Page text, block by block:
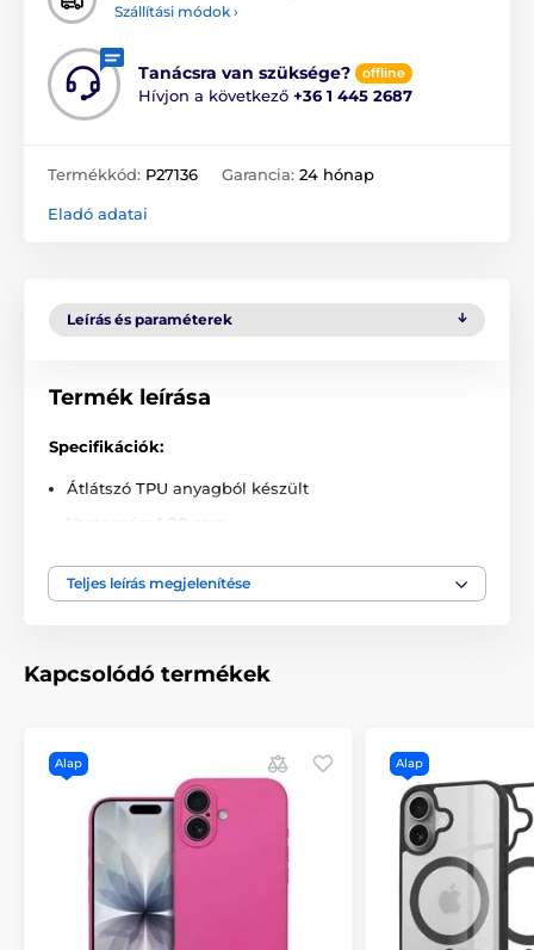
Szállítási módok ›
Tanácsra van szüksége? offline
Hívjon a következő +36 1 445 2687
Termékkód: P27136 Garancia: 24 hónap
Eladó adatai
Leírás és paraméterek
Termék leírása
Specifikációk:
Átlátszó TPU anyagból készült
Vastagság: 1,00 mm
Precíz kivágások a portokhoz
Egyszerűen felhelyezhető és levehető
Teljes leírás megjelenítése
Kapcsolódó termékek
Alap Alap